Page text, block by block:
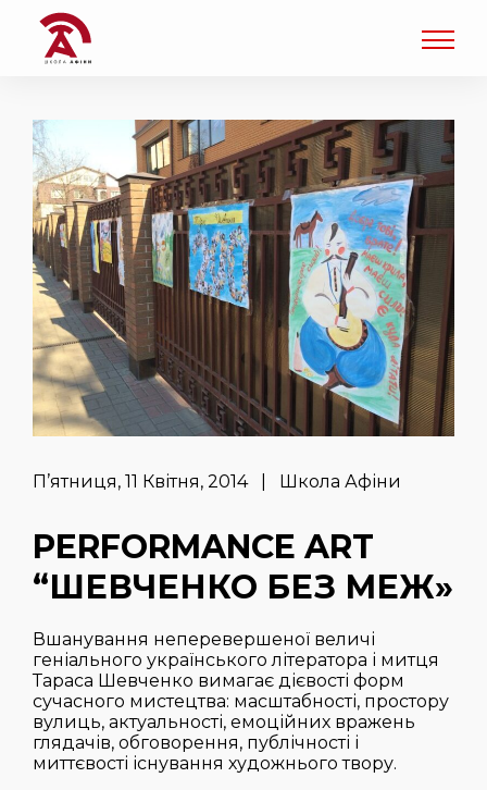
П’ятниця, 11 Квітня, 2014 | Школа Афіни
PERFORMANCE ART
“ШЕВЧЕНКО БЕЗ МЕЖ»
Вшанування неперевершеної величі
геніального українського літератора і митця
Тараса Шевченко вимагає дієвості форм
сучасного мистецтва: масштабності, простору
вулиць, актуальності, емоційних вражень
глядачів, обговорення, публічності і
миттєвості існування художнього твору.